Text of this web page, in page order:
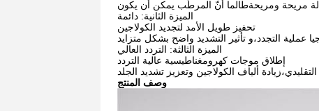
الميزة الثانية: دائمة
تحفيز طويل الأمد لتجديد الكولاجين
الميزة الثالثة: التردد العالي
إطلاق موجات كهرومغناطيسية عالية التردد
وصف المنتج